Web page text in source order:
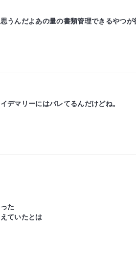
うんだよあの量の書類管理できるやつ
デマリーにはバレてるんだけどね。
た
ていたとは